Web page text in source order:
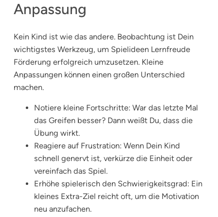
Anpassung
Kein Kind ist wie das andere. Beobachtung ist Dein
wichtigstes Werkzeug, um Spielideen Lernfreude
Förderung erfolgreich umzusetzen. Kleine
Anpassungen können einen großen Unterschied
machen.
Notiere kleine Fortschritte: War das letzte Mal
das Greifen besser? Dann weißt Du, dass die
Übung wirkt.
Reagiere auf Frustration: Wenn Dein Kind
schnell genervt ist, verkürze die Einheit oder
vereinfach das Spiel.
Erhöhe spielerisch den Schwierigkeitsgrad: Ein
kleines Extra-Ziel reicht oft, um die Motivation
neu anzufachen.